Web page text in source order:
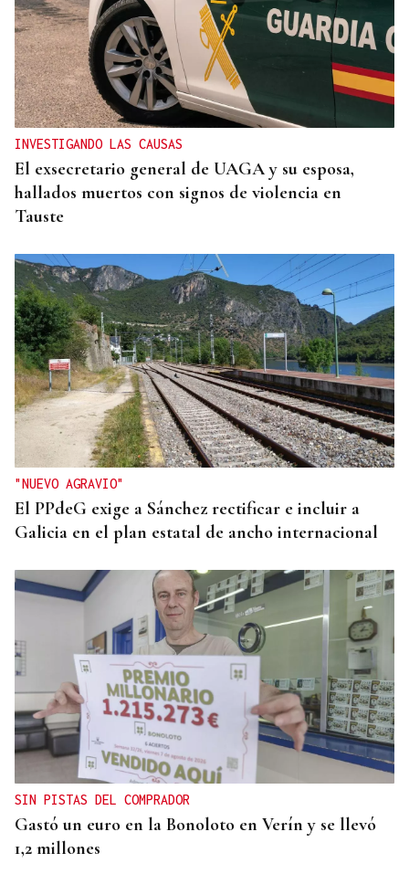
GIRA
El Ballet Folklórico Tupa Marka en gira en España
y Francia
INVESTIGANDO LAS CAUSAS
El exsecretario general de UAGA y su esposa,
hallados muertos con signos de violencia en
Tauste
"NUEVO AGRAVIO"
El PPdeG exige a Sánchez rectificar e incluir a
Galicia en el plan estatal de ancho internacional
SIN PISTAS DEL COMPRADOR
Gastó un euro en la Bonoloto en Verín y se llevó
1,2 millones